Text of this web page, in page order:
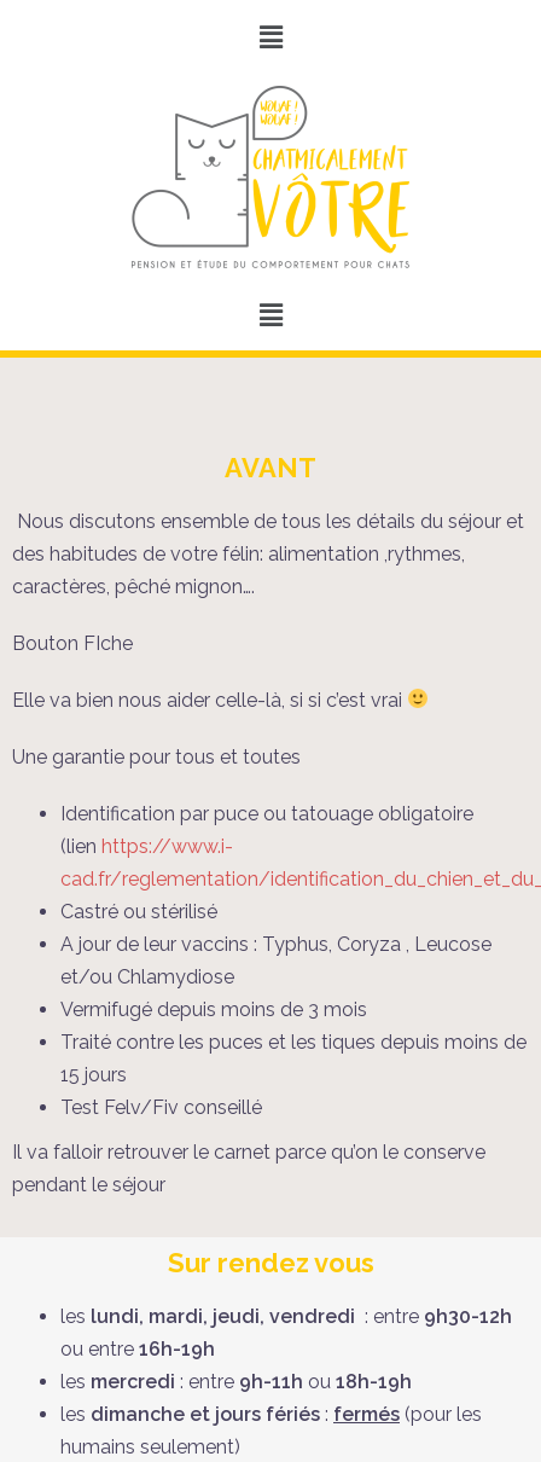
AVANT
Nous discutons ensemble de tous les détails du séjour et
des habitudes de votre félin: alimentation ,rythmes,
caractères, pêché mignon….
Bouton FIche
Elle va bien nous aider celle-là, si si c’est vrai
Une garantie pour tous et toutes
Identification par puce ou tatouage obligatoire
(lien https://www.i-
cad.fr/reglementation/
Castré ou stérilisé
A jour de leur vaccins : Typhus, Coryza , Leucose
et/ou Chlamydiose
Vermifugé depuis moins de 3 mois
Traité contre les puces et les tiques depuis moins de
15 jours
Test Felv/Fiv conseillé
Il va falloir retrouver le carnet parce qu’on le conserve
pendant le séjour
Sur rendez vous
les lundi, mardi, jeudi, vendredi : entre 9h30-12h
ou entre 16h-19h
les mercredi : entre 9h-11h ou 18h-19h
les dimanche et jours fériés : fermés (pour les
humains seulement)